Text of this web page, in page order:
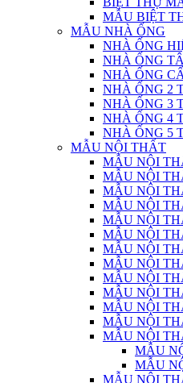
MẪU BIỆT
MẪU NHÀ ỐNG
NHÀ ỐNG
NHÀ ỐNG
NHÀ ỐNG
NHÀ ỐNG 2
NHÀ ỐNG 3
NHÀ ỐNG 4
NHÀ ỐNG 5
MẪU NỘI THẤT
MẪU NỘI
MẪU NỘI
MẪU NỘI
MẪU NỘI
MẪU NỘI
MẪU NỘI
MẪU NỘI
MẪU NỘI
MẪU NỘI
MẪU NỘI
MẪU NỘI
MẪU NỘI
MẪU NỘI
MẪU
MẪU
MẪU NỘI